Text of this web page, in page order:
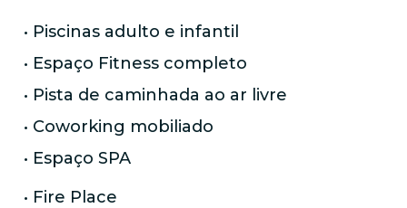
• Piscinas adulto e infantil
• Espaço Fitness completo
• Pista de caminhada ao ar livre
• Coworking mobiliado
• Espaço SPA
• Fire Place